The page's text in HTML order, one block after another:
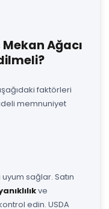
Mekan Ağacı
faktörleri
memnuniyet
sağlar. Satın
ve
edin. USDA